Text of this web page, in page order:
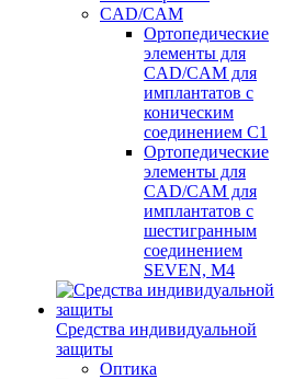
CAD/CAM
Ортопедические
элементы для
CAD/CAM для
имплантатов с
коническим
соединением С1
Ортопедические
элементы для
CAD/CAM для
имплантатов с
шестигранным
соединением
SEVEN, М4
Средства индивидуальной
защиты
Оптика